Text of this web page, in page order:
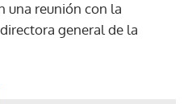
a nuestro boletín.
general de la